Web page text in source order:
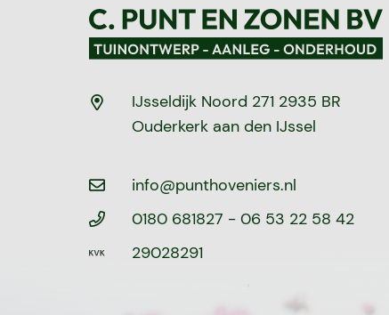
IJsseldijk Noord 271 2935 BR
Ouderkerk aan den IJssel
info@punthoveniers.nl
0180 681827 - 06 53 22 58 42
29028291